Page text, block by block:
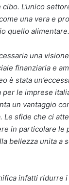
L’unico
una vera e
quello alimentare.
una
finanziaria e
è stata
per le imprese
un vantaggio
Le sfide che ci
in particolare le
bellezza unita a
infatti ridurre